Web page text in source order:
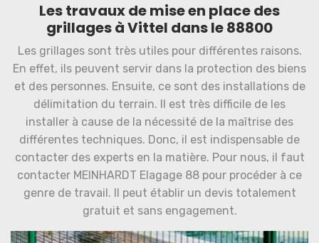
Les travaux de mise en place des
grillages à Vittel dans le 88800
Les grillages sont très utiles pour différentes raisons.
En effet, ils peuvent servir dans la protection des biens
et des personnes. Ensuite, ce sont des installations de
délimitation du terrain. Il est très difficile de les
installer à cause de la nécessité de la maîtrise des
différentes techniques. Donc, il est indispensable de
contacter des experts en la matière. Pour nous, il faut
contacter MEINHARDT Elagage 88 pour procéder à ce
genre de travail. Il peut établir un devis totalement
gratuit et sans engagement.